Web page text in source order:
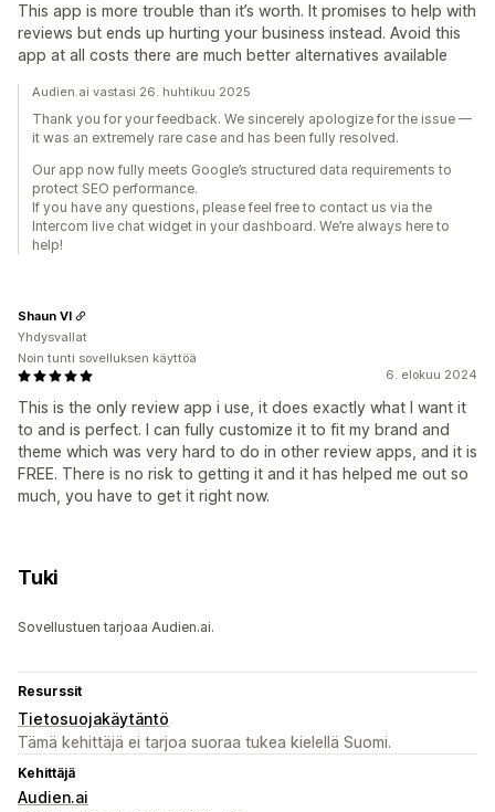
This app is more trouble than it’s worth. It promises to help with
reviews but ends up hurting your business instead. Avoid this
app at all costs there are much better alternatives available
Audien.ai vastasi 26. huhtikuu 2025
Thank you for your feedback. We sincerely apologize for the issue —
it was an extremely rare case and has been fully resolved.
Our app now fully meets Google’s structured data requirements to
protect SEO performance.
If you have any questions, please feel free to contact us via the
Intercom live chat widget in your dashboard. We’re always here to
help!
6. elokuu 2024
This is the only review app i use, it does exactly what I want it
to and is perfect. I can fully customize it to fit my brand and
theme which was very hard to do in other review apps, and it is
FREE. There is no risk to getting it and it has helped me out so
much, you have to get it right now.
Shaun VI
Yhdysvallat
Noin tunti sovelluksen käyttöä
Tuki
Sovellustuen tarjoaa Audien.ai.
Resurssit
Tietosuojakäytäntö
Tämä kehittäjä ei tarjoa suoraa tukea kielellä Suomi.
Kehittäjä
Audien.ai